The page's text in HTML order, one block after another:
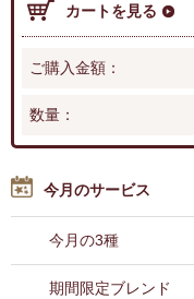
カートを見る
ご購入金額：
数量：
今月のサービス
今月の3種
期間限定ブレンド